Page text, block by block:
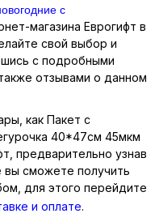
с
магазина Еврогифт в
свой выбор и
с подробными
отзывами о данном
как Пакет с
40*47см 45мкм
предварительно узнав
вы сможете получить
для этого перейдите
и оплате.